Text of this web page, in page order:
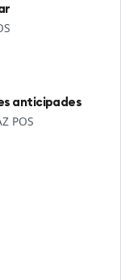
anticipades
POS